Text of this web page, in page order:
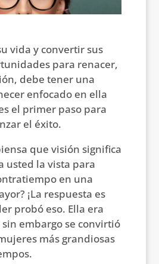
vida y convertir sus
para renacer,
debe tener una
enfocado en ella
el primer paso para
el éxito.
que visión significa
usted la vista para
en una
¡La respuesta es
probó eso. Ella era
sin embargo se convirtió
más grandiosas